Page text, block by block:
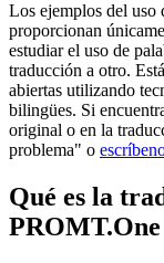
Los ejemplos del uso
proporcionan
estudiar el uso de
traducción a otro.
abiertas utilizando
bilingües. Si
original o en la
problema" o
Qué es la
PROMT.One